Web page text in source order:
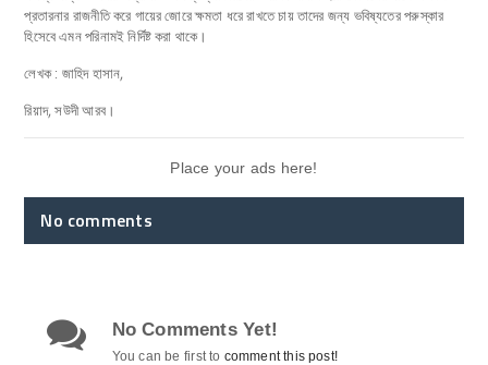
প্রতারনার রাজনীতি করে গায়ের জোরে ক্ষমতা ধরে রাখতে চায় তাদের জন্য ভবিষ্যতের পরুস্কার
হিসেবে এমন পরিনামই নির্দিষ্ট করা থাকে।
লেখক : জাহিদ হাসান,
রিয়াদ, সউদী আরব।
Place your ads here!
No comments
No Comments Yet!
You can be first to comment this post!